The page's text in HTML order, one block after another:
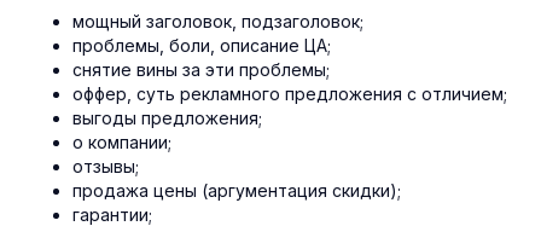
мощный заголовок, подзаголовок;
проблемы, боли, описание ЦА;
снятие вины за эти проблемы;
оффер, суть рекламного предложения с отличием;
выгоды предложения;
о компании;
отзывы;
продажа цены (аргументация скидки);
гарантии;